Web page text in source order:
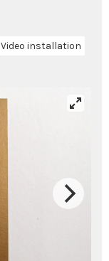
Video installation